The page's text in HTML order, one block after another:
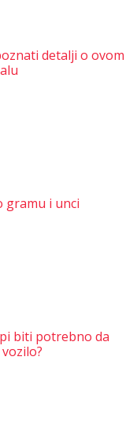
detalji o ovom
gramu i unci
biti potrebno da